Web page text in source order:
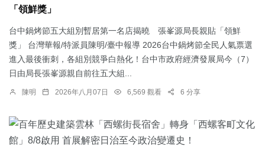
「領鮮獎」
台中鍋烤節五大組別暫居第一名店揭曉 張峯源局長親貼「領鮮
獎」 台灣華報/特派員陳明/臺中報導 2026台中鍋烤節全民人氣票選
進入最後衝刺，各組別競爭白熱化！台中市政府經濟發展局今（7）
日由局長張峯源親自前往五大組...
陳明 2026年八月07日 6,569 觀看 6 分享